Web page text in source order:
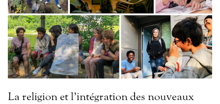
La religion et l’intégration des nouveaux